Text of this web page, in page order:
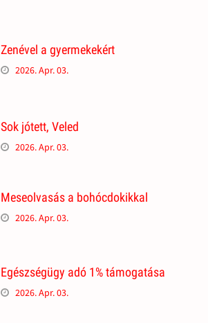
Zenével a gyermekekért
2026. Apr. 03.
Sok jótett, Veled
2026. Apr. 03.
Meseolvasás a bohócdokikkal
2026. Apr. 03.
Egészségügy adó 1% támogatása
2026. Apr. 03.